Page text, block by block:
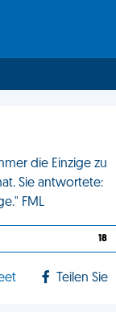
die Einzige zu
Sie antwortete:
FML
18
Teilen Sie